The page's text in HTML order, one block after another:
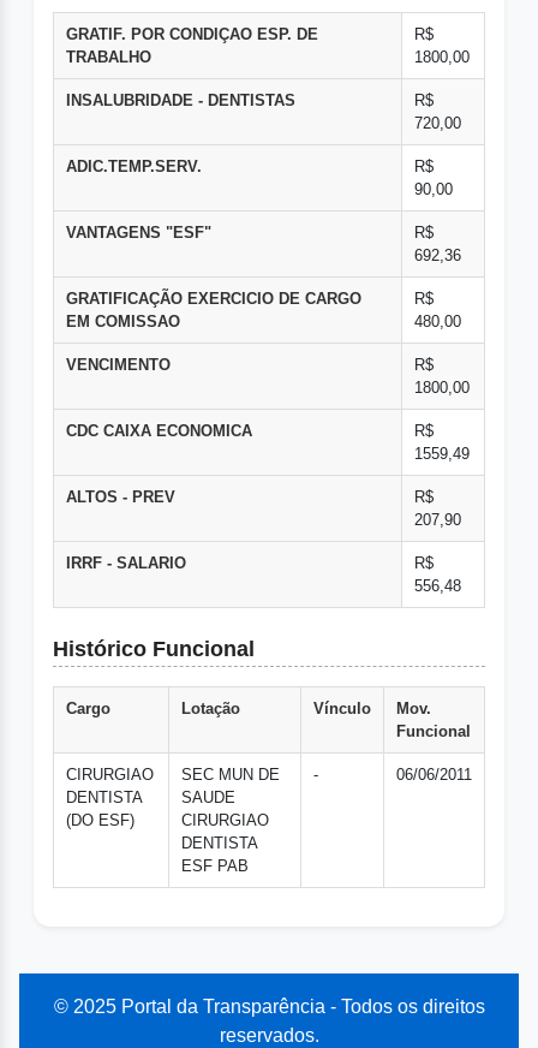
GRATIF. POR CONDIÇAO ESP. DE
TRABALHO
R$
1800,00
INSALUBRIDADE - DENTISTAS
R$
720,00
ADIC.TEMP.SERV.
R$
90,00
VANTAGENS "ESF"
R$
692,36
GRATIFICAÇÃO EXERCICIO DE CARGO
EM COMISSAO
R$
480,00
VENCIMENTO
R$
1800,00
CDC CAIXA ECONOMICA
R$
1559,49
ALTOS - PREV
R$
207,90
IRRF - SALARIO
R$
556,48
Histórico Funcional
Cargo Lotação Vínculo
Mov.
Funcional
CIRURGIAO
DENTISTA
(DO ESF)
SEC MUN DE
SAUDE
CIRURGIAO
DENTISTA
ESF PAB
- 06/06/2011
© 2025 Portal da Transparência - Todos os direitos
reservados.